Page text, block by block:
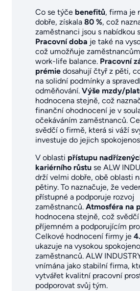
Co se týče benefitů, firma je
dobře, získala 80 %, což
zaměstnanci jsou s nabídkou
Pracovní doba je také na
což umožňuje
work-life balance. Pracovní
prémie dosahují čtyř z pěti,
na solidní podmínky a
odměňování. Výše mzdy/
hodnocena stejně, což
finanční ohodnocení je v
očekáváním zaměstnanců.
svědčí o firmě, která si váží
investuje do jejich
V oblasti přístupu
kariérního růstu se ALW
drží velmi dobře, obě oblasti
pětiny. To naznačuje, že
přístupné a podporuje rozvoj
zaměstnanců. Atmosféra na
hodnocena stejně, což
příjemném a podporujícím
Celkové hodnocení firmy je
ukazuje na vysokou
zaměstnanců. ALW
vnímána jako stabilní firma,
vytvářet kvalitní pracovní
podporovat svůj tým.